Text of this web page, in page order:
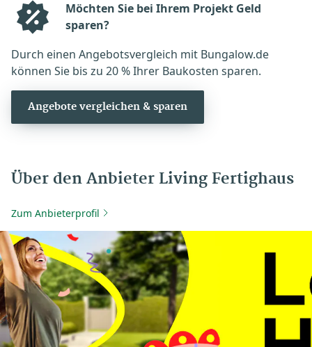
Möchten Sie bei Ihrem Projekt Geld
sparen?
Durch einen Angebotsvergleich mit Bungalow.de
können Sie bis zu 20 % Ihrer Baukosten sparen.
Angebote vergleichen & sparen
Über den Anbieter Living Fertighaus
Zum Anbieterprofil